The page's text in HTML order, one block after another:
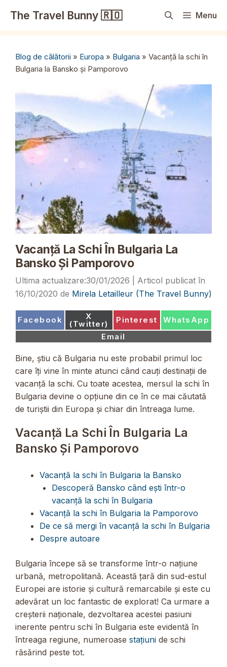
The Travel Bunny 🇷🇴 Menu
Blog de călătorii » Europa » Bulgaria » Vacanță la schi în
Bulgaria la Bansko și Pamporovo
Vacanță La Schi În Bulgaria La
Bansko Și Pamporovo
30/01/2026
16/10/2020 de Mirela Letailleur (The Travel Bunny)
Share
Facebook Share
on
X
(Twitter) Share
Pinterest Share
WhatsApp
Share
on
Email
Bine, știu că Bulgaria nu este probabil primul loc
care îți vine în minte atunci când cauți destinații de
vacanță la schi. Cu toate acestea, mersul la schi în
Bulgaria devine o opțiune din ce în ce mai căutată
de turiștii din Europa și chiar din întreaga lume.
Vacanță La Schi În Bulgaria La
Bansko Și Pamporovo
Vacanță la schi în Bulgaria la Bansko
Descoperă Bansko când ești într-o
vacanță la schi în Bulgaria
Vacanță la schi în Bulgaria la Pamporovo
De ce să mergi în vacanță la schi în Bulgaria
Despre autoare
Bulgaria începe să se transforme într-o națiune
urbană, metropolitană. Această țară din sud-estul
Europei are istorie și cultură remarcabile și este cu
adevărat un loc fantastic de explorat! Ca urmare a
creșterii naționale, dezvoltarea acestei pasiuni
inerente pentru schi în Bulgaria este evidentă în
întreaga regiune, numeroase stațiuni de schi
răsărind peste tot.